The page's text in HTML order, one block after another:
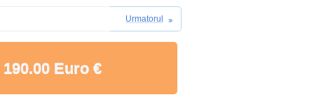
Urmatorul
190.00 Euro €